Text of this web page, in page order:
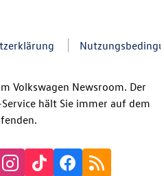
Volkswagen Newsroom. Der
hält Sie immer auf dem